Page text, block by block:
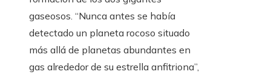
gaseosos. “Nunca antes se había
detectado un planeta rocoso situado
más allá de planetas abundantes en
gas alrededor de su estrella anfitriona”,